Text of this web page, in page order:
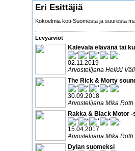
Eri Esittäjiä
Kokoelmia koti-Suomesta ja suuresta
Levyarviot
Kalevala elävänä tai
02.11.2019
Arvostelijana Heikki
The Rick & Morty
30.09.2018
Arvostelijana Mika Roth
Rakka & Black Motor -
15.04.2017
Arvostelijana Mika Roth
Dylan suomeksi